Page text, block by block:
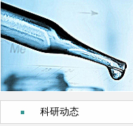
科研动态